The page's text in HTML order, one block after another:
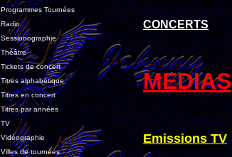
Programmes Tournées
Radio
Sessionographie
Théâtre
Tickets de concert
Titres alphabétique
Titres en concert
Titres par années
TV
Vidéographie
Villes de tournées
CONCERTS
MEDIAS
Emissions TV